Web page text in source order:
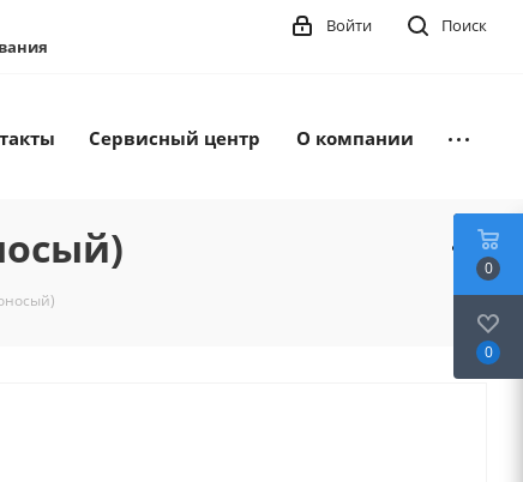
Поиск
Войти
Сервисный центр О компании
0
0